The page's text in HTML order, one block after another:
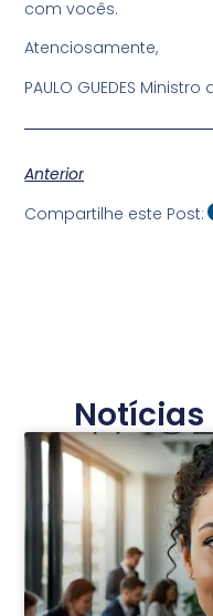
com vocês.
Atenciosamente,
PAULO GUEDES
Anterior
Compartilhe este Post: